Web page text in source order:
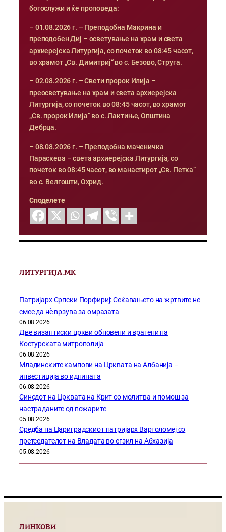
богослужи и ќе проповеда:
– 01.08.2026 г. – Преподобна Макрина и
преподобен Диј – осветување на храм и света
архиерејска Литургија, со почеток во 08:45 часот,
во храмот „Св. Димитриј“ во с. Безово, Струга.
– 02.08.2026 г. – Свети пророк Илија –
преосветување на храм и света архиерејска
Литургија, со почеток во 08:45 часот, во храмот
„Св. пророк Илија“ во с. Лактиње, Општина
Дебрца.
– 08.08.2026 г. – Преподобна маченичка
Параскева – света архиерејска Литургија, со
почеток во 08:45 часот, во манастирот „Св. Петка“
во с. Велгошти, Охрид.
Споделете
ЛИТУРГИЈА.МК
Патријарх Српски Порфириј: Сеќавањето на жртвите не
смее да нѐ врзува за омразата
06.08.2026
Две византиски цркви обновени и вратени на
Костурската митрополија
06.08.2026
Младинските кампови на Црквата на Албанија –
инвестиција во иднината
06.08.2026
Синодот на Црквата на Крит со молитва и помош за
настраданите од пожарите
05.08.2026
Средба на Цариградскиот патријарх Вартоломеј со
претседателот на Владата во егзил на Абхазија
05.08.2026
ЛИНКОВИ